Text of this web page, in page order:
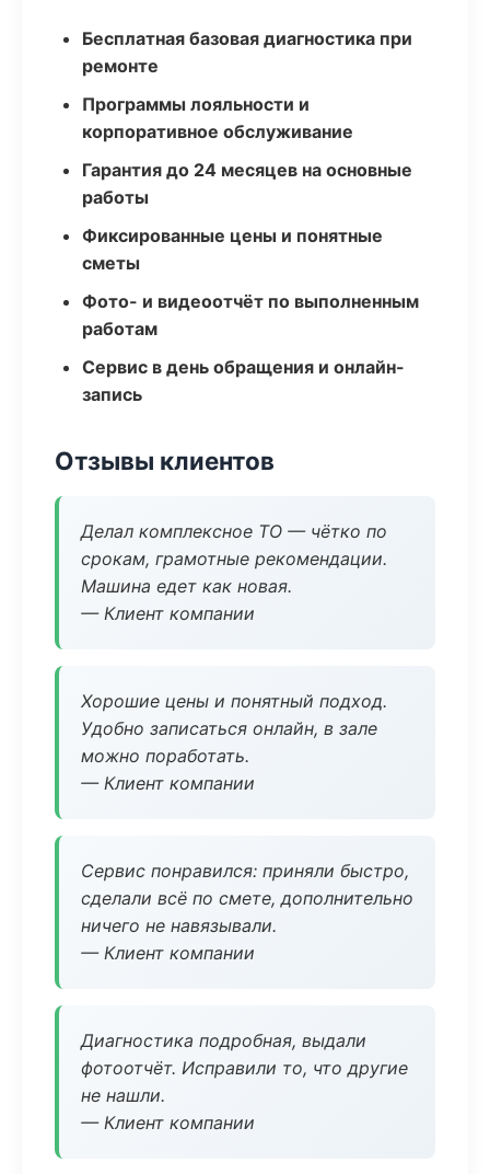
Бесплатная базовая диагностика при
ремонте
Программы лояльности и
корпоративное обслуживание
Гарантия до 24 месяцев на основные
работы
Фиксированные цены и понятные
сметы
Фото- и видеоотчёт по выполненным
работам
Сервис в день обращения и онлайн-
запись
Отзывы клиентов
Делал комплексное ТО — чётко по
срокам, грамотные рекомендации.
Машина едет как новая.
— Клиент компании
Хорошие цены и понятный подход.
Удобно записаться онлайн, в зале
можно поработать.
— Клиент компании
Сервис понравился: приняли быстро,
сделали всё по смете, дополнительно
ничего не навязывали.
— Клиент компании
Диагностика подробная, выдали
фотоотчёт. Исправили то, что другие
не нашли.
— Клиент компании